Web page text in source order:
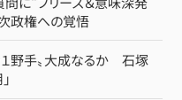
政権への覚悟
１野手〟大成なるか 石塚